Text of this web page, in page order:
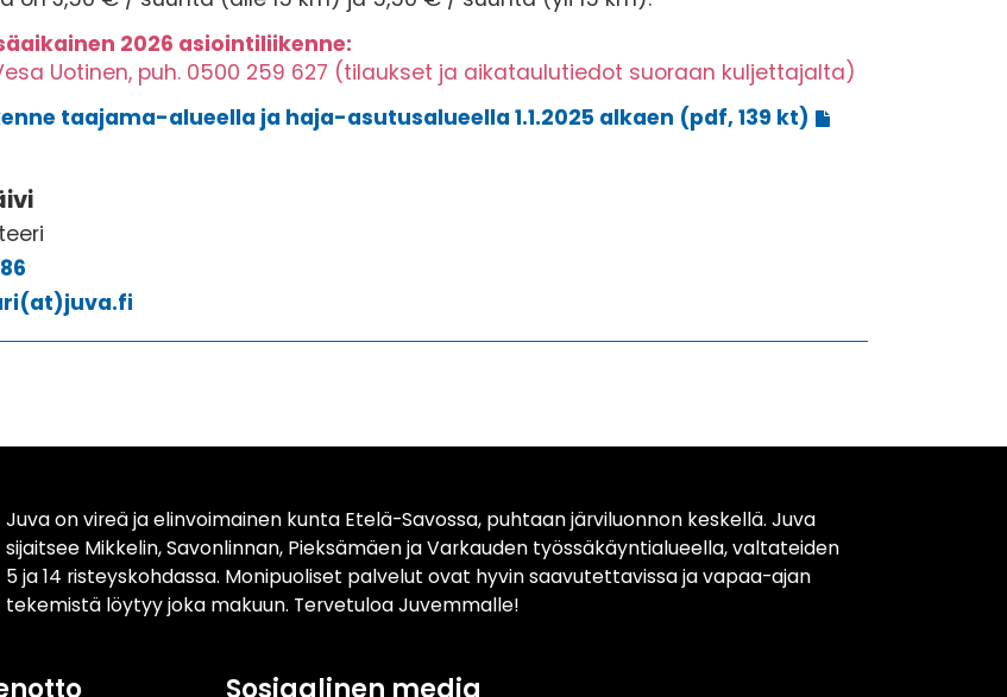
2026 asiointiliikenne:
Uotinen, puh. 0500 259 627 (tilaukset ja aikataulutiedot suoraan kuljettajalta)
taajama-alueella ja haja-asutusalueella 1.1.2025 alkaen (pdf, 139 kt)
Juva on vireä ja elinvoimainen kunta Etelä-Savossa, puhtaan järviluonnon keskellä. Juva
sijaitsee Mikkelin, Savonlinnan, Pieksämäen ja Varkauden työssäkäyntialueella, valtateiden
5 ja 14 risteyskohdassa. Monipuoliset palvelut ovat hyvin saavutettavissa ja vapaa-ajan
tekemistä löytyy joka makuun. Tervetuloa Juvemmalle!